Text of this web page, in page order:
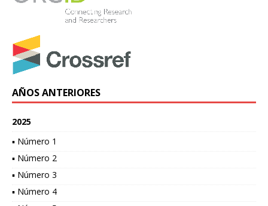
AÑOS ANTERIORES
2025
▪ Número 1
▪ Número 2
▪ Número 3
▪ Número 4